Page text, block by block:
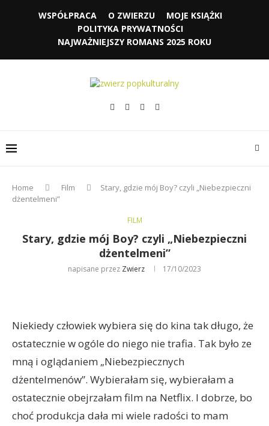
WSPÓŁPRACA O ZWIERZU
MOJE KSIĄŻKI
POLITYKA PRYWATNOŚCI
NAJWAŻNIEJSZY ROMANS 2025 ROKU
Home Film
Stary, gdzie mój Boy? czyli „Niebezpieczni
dżentelmeni”
FILM
Stary, gdzie mój Boy? czyli „Niebezpieczni
dżentelmeni”
napisane przez Zwierz 17/10/2023
Niekiedy człowiek wybiera się do kina tak długo, że
ostatecznie w ogóle do niego nie trafia. Tak było ze
mną i oglądaniem „Niebezpiecznych
dżentelmenów”. Wybierałam się, wybierałam a
ostatecznie obejrzałam film na Netflix. I dobrze, bo
choć produkcja dała mi wiele radości to mam